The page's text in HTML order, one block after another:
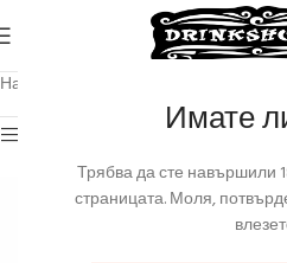
Имате
Трябва да сте навършили
страницата. Моля,
Начало